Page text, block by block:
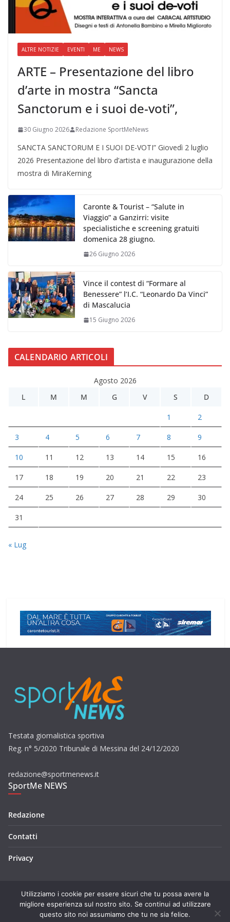
ALTRE NOTIZIE EVENTI ME NEWS
ARTE – Presentazione del libro
d’arte in mostra “Sancta
Sanctorum e i suoi de-voti”,
30 Giugno 2026 Redazione SportMeNews
SANCTA SANCTORUM E I SUOI DE-VOTI” Giovedì 2 luglio
2026 Presentazione del libro d’artista e inaugurazione della
mostra di MiraKerning
Caronte & Tourist – “Salute in
Viaggio” a Ganzirri: visite
specialistiche e screening gratuiti
domenica 28 giugno.
26 Giugno 2026
Vince il contest di “Formare al
Benessere” l’I.C. “Leonardo Da Vinci”
di Mascalucia
15 Giugno 2026
CALENDARIO ARTICOLI
Agosto 2026
L
M M G V S D
1 2
3 4 5 6 7 8 9
10 11 12 13 14 15 16
17 18 19 20 21 22 23
24 25 26 27 28 29 30
31
« Lug
Testata giornalistica sportiva
Reg. n° 5/2020 Tribunale di Messina del 24/12/2020
redazione@sportmenews.it
SportMe NEWS
Redazione
Contatti
Privacy
Copyright © 2026SportMe NEWS. Tutti i diritti riservati.
Utilizziamo i cookie per essere sicuri che tu possa avere la
migliore esperienza sul nostro sito. Se continui ad utilizzare
questo sito noi assumiamo che tu ne sia felice.